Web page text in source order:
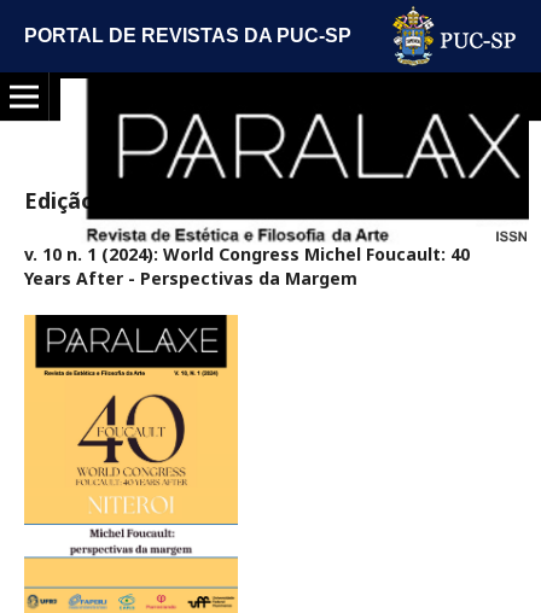
Edição Atual
v. 10 n. 1 (2024): World Congress Michel Foucault: 40
Years After - Perspectivas da Margem
PORTAL DE REVISTAS DA PUC-SP